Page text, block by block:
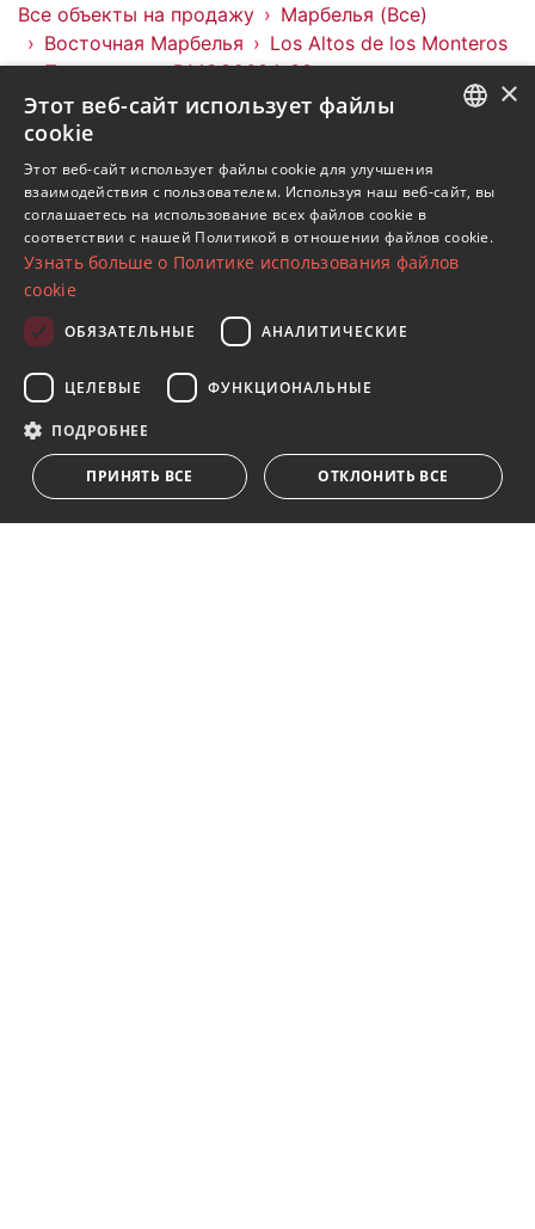
Все объекты на продажу
Марбелья (Все)
Восточная Марбелья
Los Altos de los Monteros
Пентхаусы
DMCO2634-33
Объекты в Los Altos de los Monteros
Объекты в Марбелья (Все)
Пентхаусы в Los Altos de los Monteros
Получайте обновления о недвижимости, новостях
и образе жизни в Марбелье
Подписаться
Я принимаюполитика конфиденциальности
SPANISH
FRENCH
×
Этот веб-сайт использует файлы
cookie
Этот веб-сайт использует файлы cookie для улучшения
взаимодействия с пользователем. Используя наш веб-сайт, вы
соглашаетесь на использование всех файлов cookie в
соответствии с нашей Политикой в ​​отношении файлов cookie.
Узнать больше о Политике использования файлов
cookie
ОБЯЗАТЕЛЬНЫЕ АНАЛИТИЧЕСКИЕ
ЦЕЛЕВЫЕ ФУНКЦИОНАЛЬНЫЕ
ПОДРОБНЕЕ
ПРИНЯТЬ ВСЕ ОТКЛОНИТЬ ВСЕ